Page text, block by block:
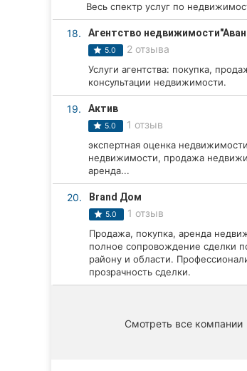
Весь спектр услуг по
18. Агентство
5.0 2 отзыва
Услуги агентства: покупка,
консультации недвижимости.
19. Актив
5.0 1 отзыв
экспертная оценка
недвижимости, продажа
аренда...
20. Brand Дом
5.0 1 отзыв
Продажа, покупка, аренда
полное сопровождение сделки
району и области.
прозрачность сделки.
Смотреть все компании